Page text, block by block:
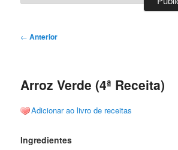
Navegação
← Anterior
Arroz Verde (4ª Receita)
Adicionar ao livro de receitas
Ingredientes